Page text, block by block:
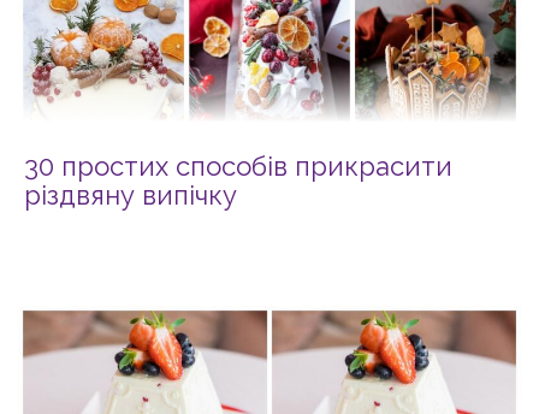
30 простих способів прикрасити
різдвяну випічку